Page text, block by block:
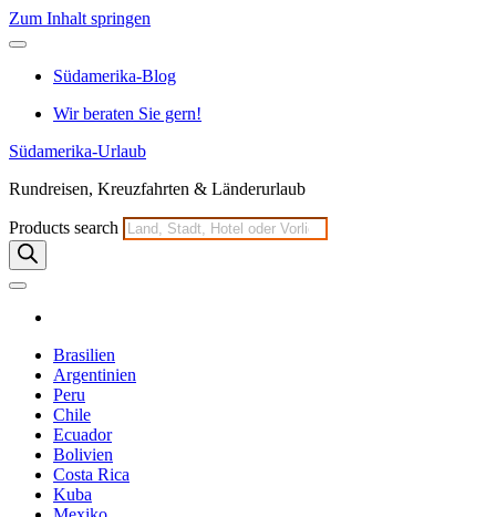
Zum Inhalt springen
Südamerika-Blog
Wir beraten Sie gern!
Südamerika-Urlaub
Rundreisen, Kreuzfahrten & Länderurlaub
Products search
Brasilien
Argentinien
Peru
Chile
Ecuador
Bolivien
Costa Rica
Kuba